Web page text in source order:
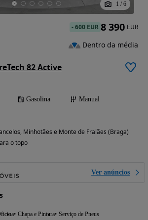
1 / 6
82 Active
Gasolina
Manual
Minhotães e Monte de Fralães (Braga)
o topo
Ver anúncios
Chapa e Pintura Serviço de Pneus
-600 EUR 8 390 EUR
Dentro da média